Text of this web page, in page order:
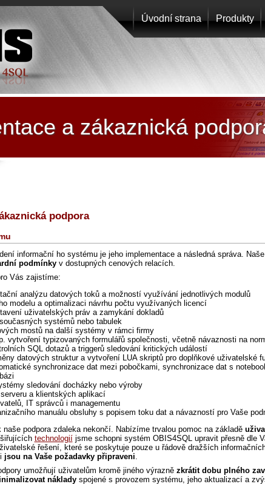
EPOS
s.r.o.
Úvodní strana Produkty
a zákaznická
podpora
informační ho systému je jeho implementace a následná správa.
podmínkyv dostupných cenových relacích.
Vás zajistíme:
analýzu datových toků a možností využívání jednotlivých modulů
modelu a optimalizaci návrhu počtu využívaných licencí
uživatelských práv a zamykání dokladů
systémů nebo tabulek
mostů na další systémy v rámci firmy
vytvoření typizovaných formulářů společnosti, včetně návaznosti na
SQL dotazů a triggerů sledování kritických událostí
datových struktur a vytvoření LUA skriptů pro doplňkové uživatelské
synchronizace dat mezi pobočkami, synchronizace dat s
sledování docházky nebo výroby
a klientských aplikací
IT správců i managementu
manuálu obsluhy s popisem toku dat a návazností pro Vaše
naše podpora zdaleka nekončí. Nabízíme trvalou pomoc na základě
technologiíjsme schopni systém OBIS4SQL upravit přesně dle
řešení, které se poskytuje pouze u řádově dražších
jsou na Vaše požadavky připraveni.
umožňují uživatelům kromě jiného výrazně zkrátit dobu plného
nákladyspojené s provozem systému, jeho aktualizací a